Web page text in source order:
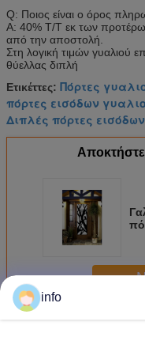
Q: Ποιος είναι ο όρος
Α: 40% T/T εκ των
από την αποστολή.
Στη λογική τιμών γυαλιού
θύελλας διπλή
Ετικέττες: Πόρτες
πόρτες εισόδων
Διπλές πόρτες εισόδων
Αποκτήστε
ΠερισσότεροιΓυαλί
info